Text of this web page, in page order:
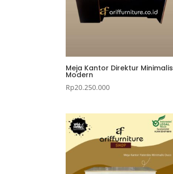
Meja Kantor Direktur Minimalis
Modern
Rp20.250.000